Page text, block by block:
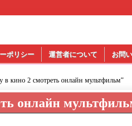
ポリシー 運営者について お問
в кино 2 смотреть онлайн мультфильм”
онлайн